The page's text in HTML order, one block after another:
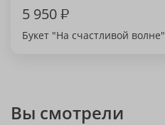
5 950₽
Букет "На счастливой волне"
Вы смотрели